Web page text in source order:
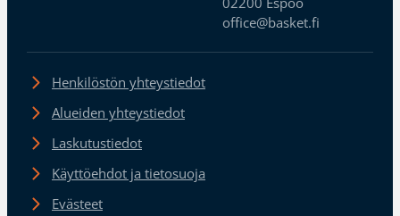
office@basket.fi
Henkilöstön yhteystiedot
Alueiden yhteystiedot
Laskutustiedot
Käyttöehdot ja tietosuoja
Evästeet